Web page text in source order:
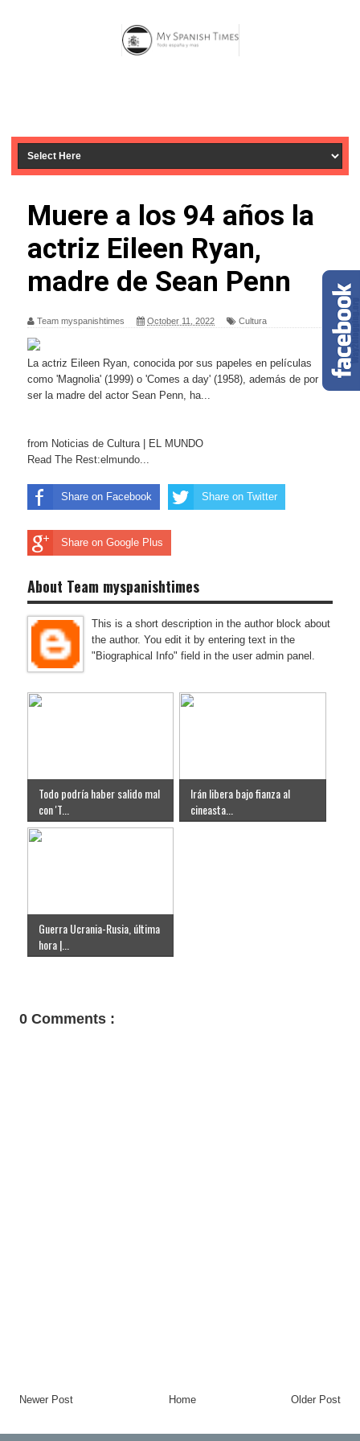
Muere a los 94 años la
actriz Eileen Ryan,
madre de Sean Penn
Team myspanishtimes October 11, 2022 Cultura
La actriz Eileen Ryan, conocida por sus papeles en películas
como 'Magnolia' (1999) o 'Comes a day' (1958), además de por
ser la madre del actor Sean Penn, ha...
from Noticias de Cultura | EL MUNDO
Read The Rest:elmundo...
Share on Facebook Share on Twitter
Share on Google Plus
About Team myspanishtimes
This is a short description in the author block about
the author. You edit it by entering text in the
"Biographical Info" field in the user admin panel.
Todo podría haber salido mal
con 'T...
Irán libera bajo fianza al
cineasta...
Guerra Ucrania-Rusia, última
hora |...
0 Comments :
Newer Post Older Post
Home